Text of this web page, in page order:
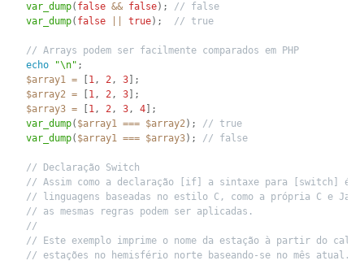
var_dump( false && false) ;
// false
var_dump( false true) ; // true
// Arrays podem ser facilmente comparados em PHP
echo
"\n" ;
$array1 = 1, 2, 3
;
$array2 = 1, 2, 3
;
$array3 = 1, 2, 3, 4
;
var_dump( $array1 === $array2) ;
// true
var_dump( $array1 === $array3) ; // false
// Declaração Switch
// Assim como a declaração [if] a sintaxe para [switch] é
// linguagens baseadas no estilo C, como a própria C e
// as mesmas regras podem ser aplicadas.
//
// Este exemplo imprime o nome da estação à partir do
// estações no hemisfério norte baseando-se no mês atual.